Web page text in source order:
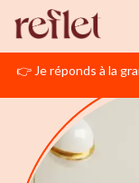
👉 Je réponds à la